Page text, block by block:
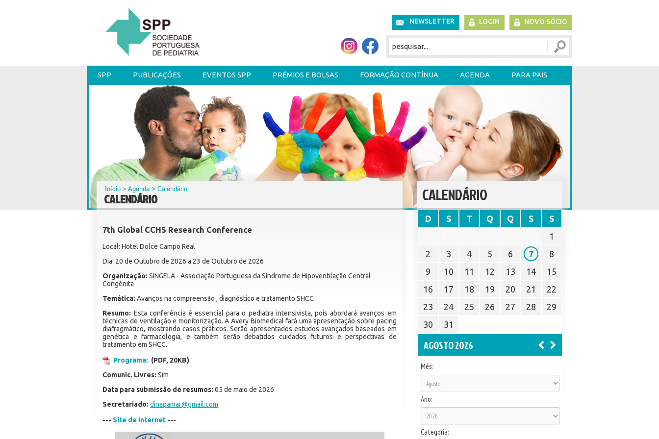
NEWSLETTER LOGIN NOVO SÓCIO
SPP PUBLICAÇÕES EVENTOS SPP PRÉMIOS E BOLSAS FORMAÇÃO CONTÍNUA AGENDA PARA PAIS
Início >Agenda> Calendário
CALENDÁRIO
7th Global CCHS Research Conference
Local: Hotel Dolce Campo Real
Dia: 20 de Outubro de 2026 a 23 de Outubro de 2026
Organização: SINGELA - Associação Portuguesa da Síndrome de Hipoventilação Central
Congénita
Temática: Avanços na compreensão , diagnóstico e tratamento SHCC
Resumo: Esta conferência é essencial para o pediatra intensivista, pois abordará avanços em
técnicas de ventilação e monitorização. A Avery Biomedical fará uma apresentação sobre pacing
diafragmático, mostrando casos práticos. Serão apresentados estudos avançados baseados em
genética e farmacologia, e também serão debatidos cuidados futuros e perspectivas de
tratamento em SHCC.
Programa: (PDF, 20KB)
Comunic. Livres: Sim
Data para submissão de resumos: 05 de maio de 2026
Secretariado: dinapamar@gmail.com
--- Site de Internet ---
CALENDÁRIO
D S T Q Q S
S
1
2
3 4 5 6 7
8
9
10 11 12 13 14
15
16
17 18 19 20 21
22
23
24 25 26 27 28
29
30
31
AGOSTO 2026
Mês:
Ano:
Categoria: